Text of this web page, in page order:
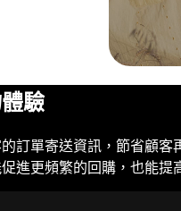
驗
訂單寄送資訊，節省顧客
進更頻繁的回購，也能提